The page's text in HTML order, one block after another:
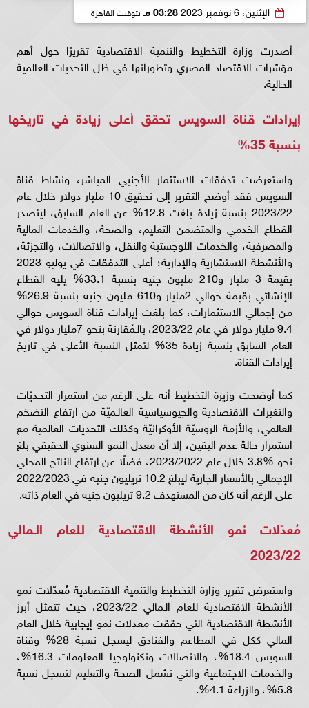
الإثنين، 6 نوفمبر 2023 03:28 مـ بتوقيت القاهرة
أصدرت وزارة التخطيط والتنمية الاقتصادية تقريرًا حول أهم
مؤشرات الاقتصاد المصري وتطوراتها في ظل التحديات العالمية
الحالية.
إيرادات قناة السويس تحقق أعلى زيادة في تاريخها
بنسبة 35%
واستعرضت تدفقات الاستثمار الأجنبي المباشر، ونشاط قناة
السويس فقد أوضح التقرير إلى تحقيق 10 مليار دولار خلال عام
2023/22 بنسبة زيادة بلغت 12.8% عن العام السابق، ليتصدر
القطاع الخدمي والمتضمن التعليم، والصحة، والخدمات المالية
والمصرفية، والخدمات اللوجستية والنقل، والاتصالات، والتجزئة،
والأنشطة الاستشارية والإدارية؛ أعلى التدفقات في يوليو 2023
بقيمة 3 مليار و210 مليون جنيه بنسبة 33.1% يليه القطاع
الإنشائي بقيمة حوالي 2مليار و610 مليون جنيه بنسبة 26.9%
من إجمالي الاستثمارات، كما بلغت إيرادات قناة السويس حوالي
9.4 مليار دولار في عام 2023/22، بالـمُقارنة بنحو 7مليار دولار في
العام السابق بنسبة زيادة 35% لتمثل النسبة الأعلى في تاريخ
إيرادات القناة.
كما أوضحت وزيرة التخطيط أنه على الرغم من استمرار التحديّات
والتغيرات الاقتصادية والجيوسياسية العالـميّة من ارتفاع التضخم
العالمي، والأزمة الروسيّة الأوكرانيّة وكذلك التحديات العالمية مع
استمرار حالة عدم اليقين، إلا أن معدل النمو السنوي الحقيقي بلغ
نحو %3.8 خلال عام 2023/2022، فضلًا عن ارتفاع الناتج المحلي
الإجمالي بالأسعار الجارية ليبلغ 10.2 تريليون جنيه في 2022/2023
على الرغم أنه كان من المستهدف 9.2 تريليون جنيه في العام ذاته.
مُعدّلات نمو الأنشطة الاقتصادية للعام الـمالي
2023/22
واستعرض تقرير وزارة التخطيط والتنمية الاقتصادية مُعدّلات نمو
الأنشطة الاقتصادية للعام الـمالي 2023/22، حيث تتمثل أبرز
الأنشطة الاقتصادية التي حققت معدلات نمو إيجابية خلال العام
المالي ككل في المطاعم والفنادق ليسجل نسبة 28% وقناة
السويس 18.4%، والاتصالات وتكنولوجيا المعلومات 16.3%،
والخدمات الاجتماعية والتي تشمل الصحة والتعليم لتسجل نسبة
5.8%، والزراعة 4.1%.